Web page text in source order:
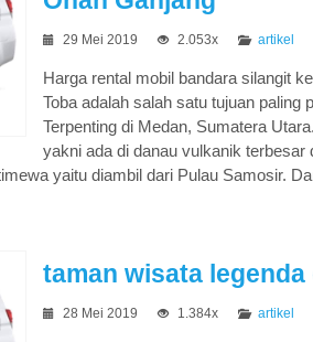
29 Mei 2019 2.053x artikel
Harga rental mobil bandara silangit
Toba adalah salah satu tujuan paling
Terpenting di Medan, Sumatera
yakni ada di danau vulkanik terbesar
yaitu diambil dari Pulau Samosir.
taman wisata
28 Mei 2019 1.384x artikel